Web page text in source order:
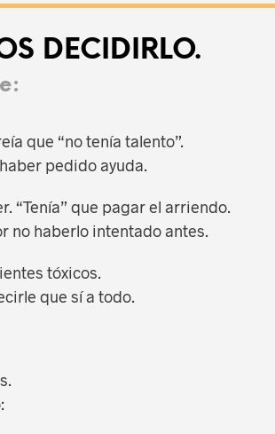
DECIDIRLO.
que “no tenía talento”.
pedido ayuda.
“Tenía” que pagar el arriendo.
no haberlo intentado antes.
tóxicos.
que sí a todo.